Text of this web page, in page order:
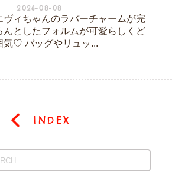
2026-08-08
ヴィちゃんのラバーチャームが完
んとしたフォルムが可愛らしくど
気♡ バッグやリュッ...
INDEX